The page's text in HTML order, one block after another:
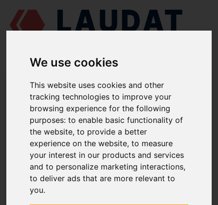
We use cookies
This website uses cookies and other
tracking technologies to improve your
browsing experience for the following
purposes:to enable basic functionality of
the website,to provide a better
experience on the website,to measure
your interest in our products and services
and to personalize marketing interactions,
to deliver ads that are more relevant to
you.
LAUDAT SUPPLY/MOTORES MARINOS/ RUMO 6 CHRN 36/45 - G60
/ COJINETE INFERIOR Г60-1125
LAUDAT SUPPLY
RUMO
6 CHRN 36/45 - G60
CATEGORIA DE COJINETE PRINCIPAL
COJINETE INFERIOR
NÚMERO DE PIEZA: Г60-1125